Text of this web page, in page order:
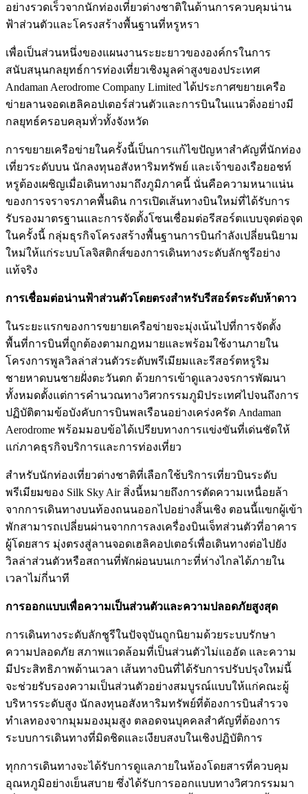
อย่างรวดเร็วจากนักท่องเที่ยวต่างชาติในด้านการควบคุมน่าน
ฟ้าส่วนตัวและโครงสร้างพื้นฐานที่หรูหรา
เพื่อเป็นส่วนหนึ่งของแผนงานระยะยาวขององค์กรในการ
สนับสนุนกลยุทธ์การท่องเที่ยวเชิงมูลค่าสูงของประเทศ
Andaman Aerodrome Company Limited ได้ประกาศขยายเครือ
ข่ายลานจอดเฮลิคอปเตอร์ส่วนตัวและการบินในแนวดิ่งอย่างมี
กลยุทธ์ครอบคลุมทั่วทั้งจังหวัด
การขยายเครือข่ายในครั้งนี้เป็นการแก้ไขปัญหาสำคัญที่นักท่อง
เที่ยวระดับบน นักลงทุนอสังหาริมทรัพย์ และเจ้าของเรือยอชท์
หรูต้องเผชิญเมื่อเดินทางมาถึงภูมิภาคนี้ นั่นคือความหนาแน่น
ของการจราจรภาคพื้นดิน การเปิดเส้นทางบินใหม่ที่ได้รับการ
รับรองมาตรฐานและการจัดตั้งโซนเชื่อมต่อรีสอร์ตแบบจุดต่อจุด
ในครั้งนี้ กลุ่มธุรกิจโครงสร้างพื้นฐานการบินกำลังเปลี่ยนนิยาม
ใหม่ให้แก่ระบบโลจิสติกส์ของการเดินทางระดับลักชูรีอย่าง
แท้จริง
การเชื่อมต่อน่านฟ้าส่วนตัวโดยตรงสำหรับรีสอร์ตระดับห้าดาว
ในระยะแรกของการขยายเครือข่ายจะมุ่งเน้นไปที่การจัดตั้ง
พื้นที่การบินที่ถูกต้องตามกฎหมายและพร้อมใช้งานภายใน
โครงการพูลวิลล่าส่วนตัวระดับพรีเมียมและรีสอร์ตหรูริม
ชายหาดบนชายฝั่งตะวันตก ด้วยการเข้าดูแลวงจรการพัฒนา
ทั้งหมดตั้งแต่การคำนวณทางวิศวกรรมภูมิประเทศไปจนถึงการ
ปฏิบัติตามข้อบังคับการบินพลเรือนอย่างเคร่งครัด Andaman
Aerodrome พร้อมมอบข้อได้เปรียบทางการแข่งขันที่เด่นชัดให้
แก่ภาคธุรกิจบริการและการท่องเที่ยว
สำหรับนักท่องเที่ยวต่างชาติที่เลือกใช้บริการเที่ยวบินระดับ
พรีเมียมของ Silk Sky Air สิ่งนี้หมายถึงการตัดความเหนื่อยล้า
จากการเดินทางบนท้องถนนออกไปอย่างสิ้นเชิง ตอนนี้แขกผู้เข้า
พักสามารถเปลี่ยนผ่านจากการลงเครื่องบินเจ็ทส่วนตัวที่อาคาร
ผู้โดยสาร มุ่งตรงสู่ลานจอดเฮลิคอปเตอร์เพื่อเดินทางต่อไปยัง
วิลล่าส่วนตัวหรือสถานที่พักผ่อนบนเกาะที่ห่างไกลได้ภายใน
เวลาไม่กี่นาที
การออกแบบเพื่อความเป็นส่วนตัวและความปลอดภัยสูงสุด
การเดินทางระดับลักชูรีในปัจจุบันถูกนิยามด้วยระบบรักษา
ความปลอดภัย สภาพแวดล้อมที่เป็นส่วนตัวไม่แออัด และความ
มีประสิทธิภาพด้านเวลา เส้นทางบินที่ได้รับการปรับปรุงใหม่นี้
จะช่วยรับรองความเป็นส่วนตัวอย่างสมบูรณ์แบบให้แก่คณะผู้
บริหารระดับสูง นักลงทุนอสังหาริมทรัพย์ที่ต้องการบินสำรวจ
ทำเลทองจากมุมมองมุมสูง ตลอดจนบุคคลสำคัญที่ต้องการ
ระบบการเดินทางที่มิดชิดและเงียบสงบในเชิงปฏิบัติการ
ทุกการเดินทางจะได้รับการดูแลภายในห้องโดยสารที่ควบคุม
อุณหภูมิอย่างเย็นสบาย ซึ่งได้รับการออกแบบทางวิศวกรรมมา